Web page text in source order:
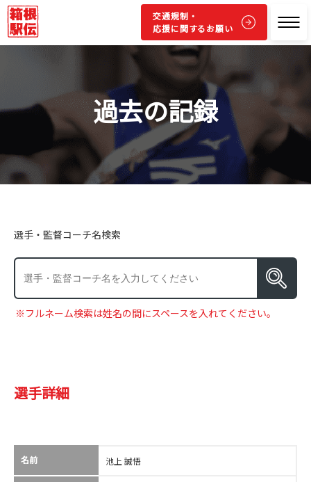
交通規制・
応援に関するお願い
過去の記録
選手・監督コーチ名検索
※フルネーム検索は姓名の間にスペースを入れてください。
選手詳細
名前 池上 誠悟